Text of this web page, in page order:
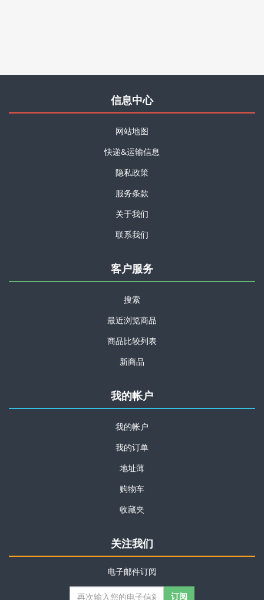
信息中心
网站地图
快递&运输信息
隐私政策
服务条款
关于我们
联系我们
客户服务
搜索
最近浏览商品
商品比较列表
新商品
我的帐户
我的帐户
我的订单
地址薄
购物车
收藏夹
关注我们
电子邮件订阅